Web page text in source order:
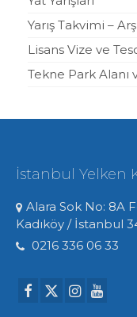
Yarış Takvimi –
Lisans Vize ve
Tekne Park
İstanbul Yelken
Alara Sok No: 8A
Kadıköy / İstanbul
0216 336 06 33